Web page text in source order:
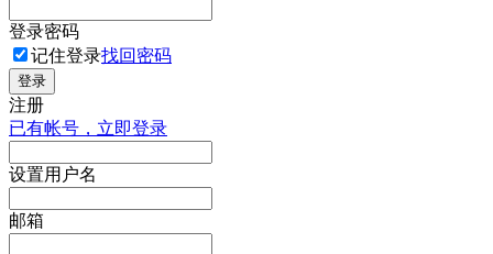
登录密码
记住登录找回密码
登录
注册
已有帐号，立即登录
设置用户名
邮箱